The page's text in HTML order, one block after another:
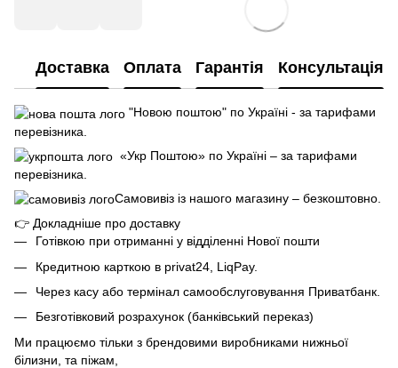
Доставка Оплата Гарантія Консультація
"Новою поштою" по Україні - за тарифами
перевізника.
«Укр Поштою» по Україні – за тарифами
перевізника.
Самовивіз із нашого магазину – безкоштовно.
👉 Докладніше про доставку
Готівкою при отриманні у відділенні Нової пошти
Кредитною карткою в privat24, LiqPay.
Через касу або термінал самообслуговування Приватбанк.
Безготівковий розрахунок (банківський переказ)
Ми працюємо тільки з брендовими виробниками нижньої
білизни, та піжам,